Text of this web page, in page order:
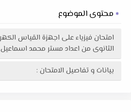
محتوى الموضوع
امتحان فيزياء على اجهزة القياس
الثانوى من اعداد مستر محمد اسماعيل
بيانات و تفاصيل الامتحان :